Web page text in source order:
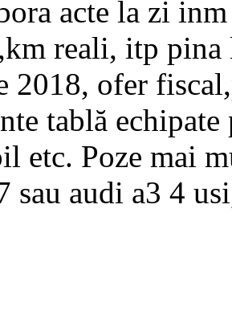
acte la zi
reali, itp
2018, ofer
tablă
etc. Poze mai
sau audi a3 4